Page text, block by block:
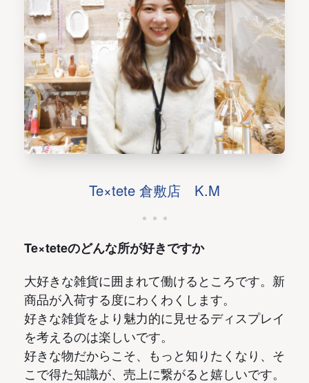
Te×tete 倉敷店 K.M
Te×teteのどんな所が好きですか
大好きな雑貨に囲まれて働けるところです。新
商品が入荷する度にわくわくします。
好きな雑貨をより魅力的に見せるディスプレイ
を考えるのは楽しいです。
好きな物だからこそ、もっと知りたくなり、そ
こで得た知識が、売上に繋がると嬉しいです。